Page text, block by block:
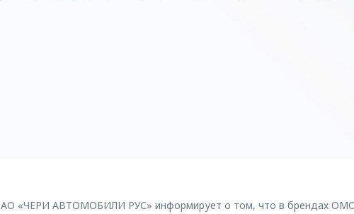
АО «ЧЕРИ АВТОМОБИЛИ РУС» информирует о том, что в брендах